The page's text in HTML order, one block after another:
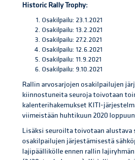
Historic Rally Trophy:
Osakilpailu: 23.1.2021
Osakilpailu: 13.2.2021
Osakilpailu: 27.2.2021
Osakilpailu: 12.6.2021
Osakilpailu: 11.9.2021
Osakilpailu: 9.10.2021
Rallin arvosarjojen osakilpailujen
kiinnostuneita seuroja toivotaan
kalenterihakemukset KITI-
viimeistään huhtikuun 2020
Lisäksi seuroilta toivotaan alustava
osakilpailujen järjestämisestä
lajipäällikölle ennen rallin